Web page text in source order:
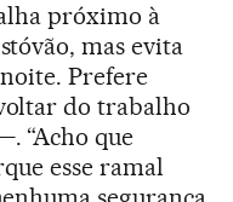
próximo à
mas evita
Prefere
do trabalho
“Acho que
esse ramal